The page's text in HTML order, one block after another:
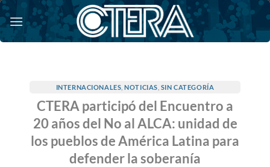
Saltar
al
contenido
INTERNACIONALES ,NOTICIAS SIN CATEGORÍA
CTERA participó del Encuentro a
20 años del No al ALCA: unidad de
los pueblos de América Latina para
defender la soberanía